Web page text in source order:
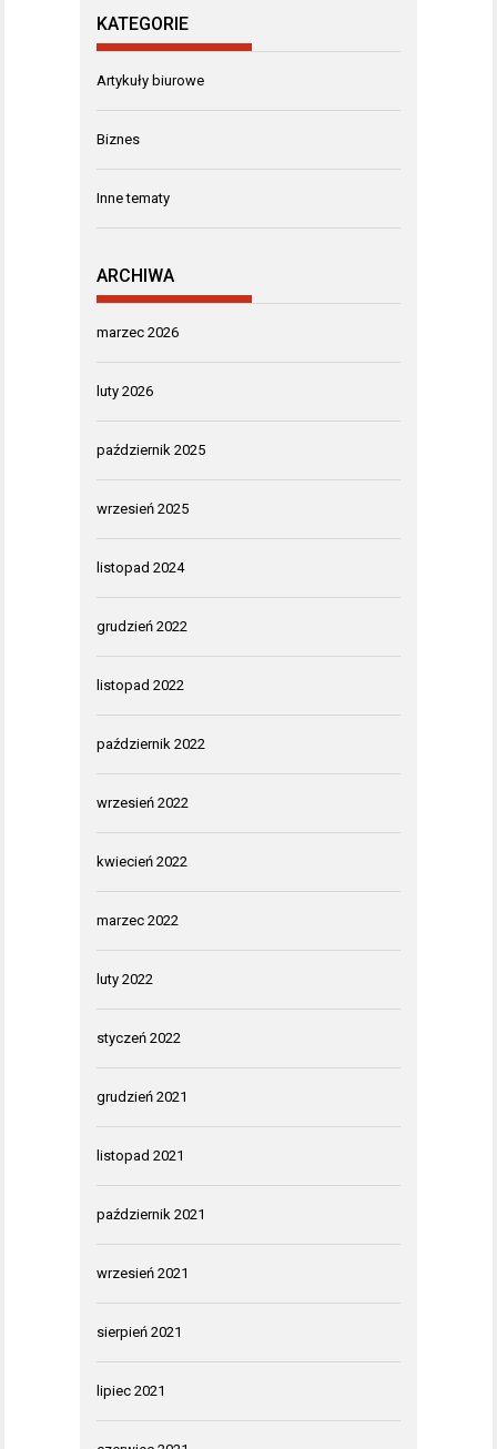
KATEGORIE
Artykuły biurowe
Biznes
Inne tematy
ARCHIWA
marzec 2026
luty 2026
październik 2025
wrzesień 2025
listopad 2024
grudzień 2022
listopad 2022
październik 2022
wrzesień 2022
kwiecień 2022
marzec 2022
luty 2022
styczeń 2022
grudzień 2021
listopad 2021
październik 2021
wrzesień 2021
sierpień 2021
lipiec 2021